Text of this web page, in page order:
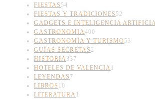
FIESTAS 54
FIESTAS Y TRADICIONES 52
GADGETS E INTELIGENCIA
GASTRONOMIA400
GASTRONOMÍA Y TURISMO 53
GUÍAS SECRETAS 2
HISTORIA 337
HOTELES DE VALENCIA 1
LEYENDAS 7
LIBROS 10
LITERATURA 1